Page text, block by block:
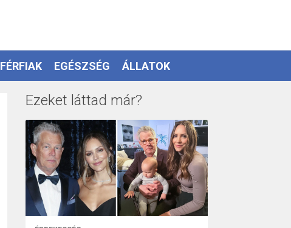
FÉRFIAK EGÉSZSÉG ÁLLATOK
Ezeket láttad már?